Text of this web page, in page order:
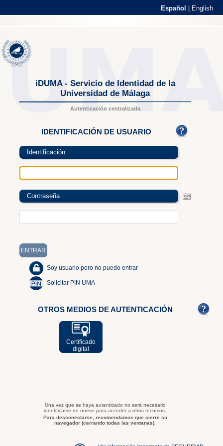
Español English
iDUMA - Servicio de Identidad de la
Universidad de Málaga
Autenticación centralizada
IDENTIFICACIÓN DE USUARIO
Identificación
Contraseña
Soy usuario pero no puedo entrar
Solicitar PIN UMA
OTROS MEDIOS DE AUTENTICACIÓN
Certificado
digital
Una vez que se haya autenticado no será necesario
identificarse de nuevo para acceder a otros recursos.
Para desconectarse, recomendamos que cierre su
navegador (cerrando todas las ventanas).